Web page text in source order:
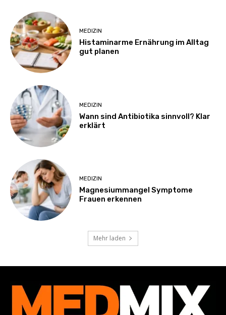
MEDIZIN
Histaminarme Ernährung im Alltag
gut planen
MEDIZIN
Wann sind Antibiotika sinnvoll? Klar
erklärt
MEDIZIN
Magnesiummangel Symptome
Frauen erkennen
Mehr laden